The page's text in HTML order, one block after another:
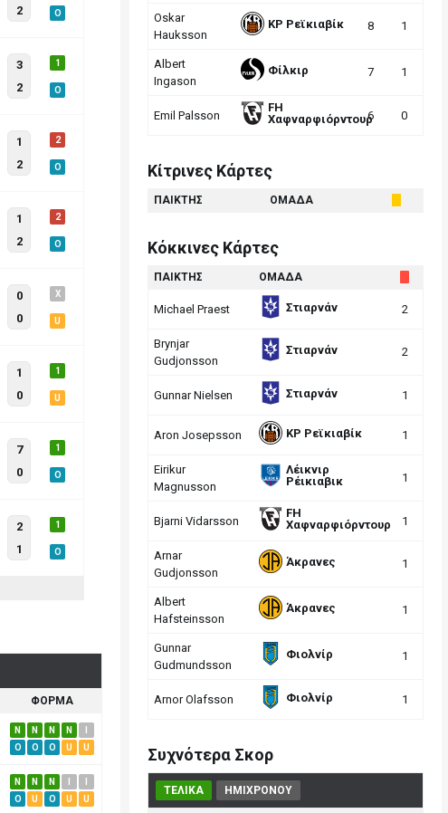
2
O
3
2
1
O
1
2
2
O
1
2
2
O
0
0
X
U
1
0
1
U
7
0
1
O
2
1
1
O
ΦΟΡΜΑ
N N N N
O
O O U U
N N N
O
U O U U
Oskar
Hauksson
ΚΡ Ρεϊκιαβίκ 8 1
Albert
Ingason
Φίλκιρ 7 1
Emil Palsson
FH
Χαφναρφιόρντουρ
6 0
Κίτρινες Κάρτες
ΠΑΙΚΤΗΣ ΟΜΑΔΑ
Κόκκινες Κάρτες
ΠΑΙΚΤΗΣ ΟΜΑΔΑ
Michael Praest Στιαρνάν 2
Brynjar
Gudjonsson
Στιαρνάν 2
Gunnar Nielsen Στιαρνάν 1
Aron Josepsson ΚΡ Ρεϊκιαβίκ 1
Eirikur
Magnusson
Λέικνιρ
Ρέικιαβικ
1
Bjarni Vidarsson
FH
Χαφναρφιόρντουρ
1
Arnar
Gudjonsson
Άκρανες 1
Albert
Hafsteinsson
Άκρανες 1
Gunnar
Gudmundsson
Φιολνίρ 1
Arnor Olafsson Φιολνίρ 1
Συχνότερα Σκορ
ΤΕΛΙΚΑ ΗΜΙΧΡΟΝΟΥ